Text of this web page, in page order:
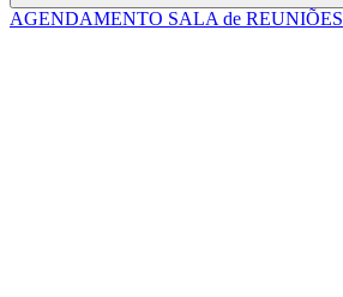
Buscar
AGENDAMENTO SALA de REUNIÕES